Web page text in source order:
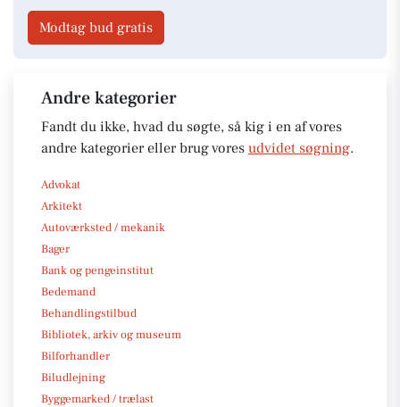
Modtag bud gratis
Andre kategorier
Fandt du ikke, hvad du søgte, så kig i en af vores
andre kategorier eller brug vores udvidet søgning.
Advokat
Arkitekt
Autoværksted / mekanik
Bager
Bank og pengeinstitut
Bedemand
Behandlingstilbud
Bibliotek, arkiv og museum
Bilforhandler
Biludlejning
Byggemarked / trælast